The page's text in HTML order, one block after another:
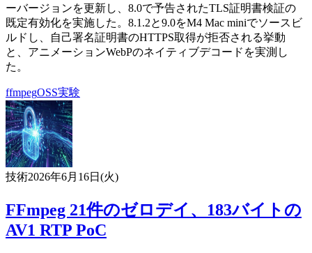
ーバージョンを更新し、8.0で予告されたTLS証明書検証の
既定有効化を実施した。8.1.2と9.0をM4 Mac miniでソースビ
ルドし、自己署名証明書のHTTPS取得が拒否される挙動
と、アニメーションWebPのネイティブデコードを実測し
た。
ffmpegOSS実験
技術2026年6月16日(火)
FFmpeg 21件のゼロデイ、183バイトの
AV1 RTP PoC